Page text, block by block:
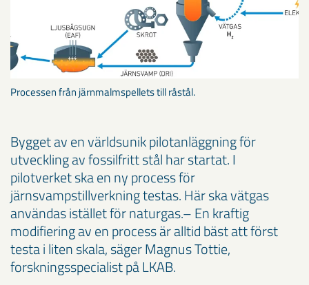
Processen från järnmalmspellets till råstål.
Bygget av en världsunik pilotanläggning för
utveckling av fossilfritt stål har startat. I
pilotverket ska en ny process för
järnsvampstillverkning testas. Här ska vätgas
användas istället för naturgas.– En kraftig
modifiering av en process är alltid bäst att först
testa i liten skala, säger Magnus Tottie,
forskningsspecialist på LKAB.